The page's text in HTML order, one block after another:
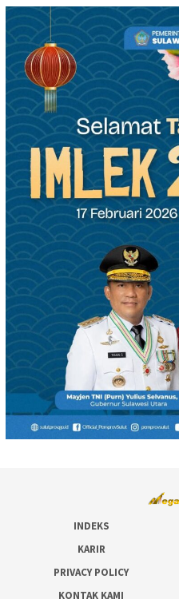
INDEKS
KARIR
PRIVACY POLICY
KONTAK KAMI